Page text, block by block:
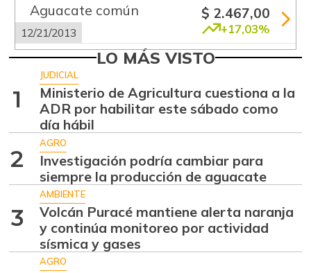
Aguacate común
12/21/2013
$ 2.467,00
+17,03%
Aguacate hass
07/25/2026
$ 9.302,00
Aguacate
papelillo
07/25/2026
$ 9.052,00
Ahuyama
07/25/2026
$ 2.388,00
+2,53%
Ahuyamín
07/25/2026
$ 1.869,00
+10,59%
Ajo $ 9.034,50
LO MÁS VISTO
1
JUDICIAL
Ministerio de Agricultura cuestiona a la
ADR por habilitar este sábado como
día hábil
2
AGRO
Investigación podría cambiar para
siempre la producción de aguacate
3
AMBIENTE
Volcán Puracé mantiene alerta naranja
y continúa monitoreo por actividad
sísmica y gases
AGRO